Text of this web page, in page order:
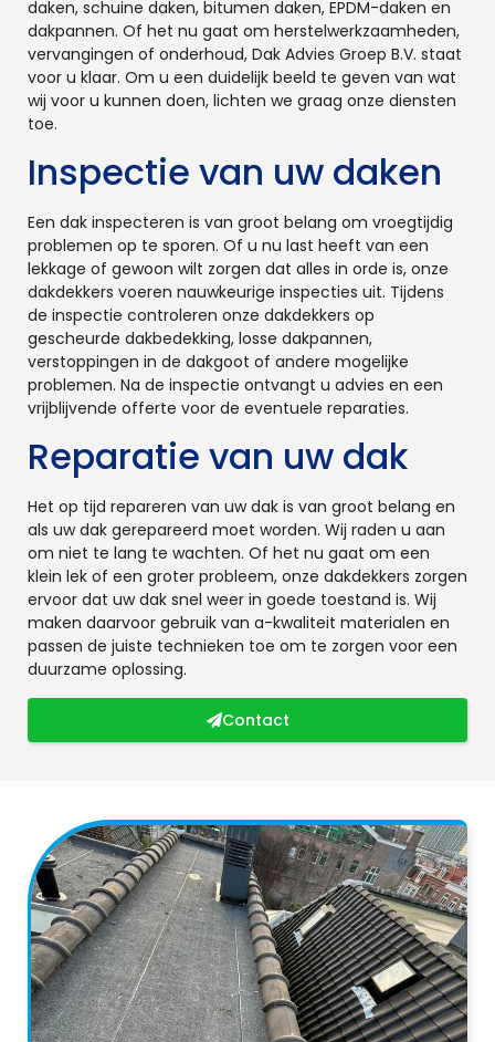
daken, schuine daken, bitumen daken, EPDM-daken en
dakpannen. Of het nu gaat om herstelwerkzaamheden,
vervangingen of onderhoud, Dak Advies Groep B.V. staat
voor u klaar. Om u een duidelijk beeld te geven van wat
wij voor u kunnen doen, lichten we graag onze diensten
toe.
Inspectie van uw daken
Een dak inspecteren is van groot belang om vroegtijdig
problemen op te sporen. Of u nu last heeft van een
lekkage of gewoon wilt zorgen dat alles in orde is, onze
dakdekkers voeren nauwkeurige inspecties uit. Tijdens
de inspectie controleren onze dakdekkers op
gescheurde dakbedekking, losse dakpannen,
verstoppingen in de dakgoot of andere mogelijke
problemen. Na de inspectie ontvangt u advies en een
vrijblijvende offerte voor de eventuele reparaties.
Reparatie van uw dak
Het op tijd repareren van uw dak is van groot belang en
als uw dak gerepareerd moet worden. Wij raden u aan
om niet te lang te wachten. Of het nu gaat om een
klein lek of een groter probleem, onze dakdekkers zorgen
ervoor dat uw dak snel weer in goede toestand is. Wij
maken daarvoor gebruik van a-kwaliteit materialen en
passen de juiste technieken toe om te zorgen voor een
duurzame oplossing.
Contact